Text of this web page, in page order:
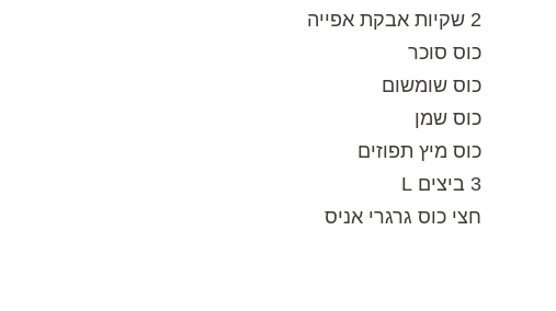
2 שקיות אבקת אפייה
כוס סוכר
כוס שומשום
כוס שמן
כוס מיץ תפוזים
3 ביצים L
חצי כוס גרגרי אניס